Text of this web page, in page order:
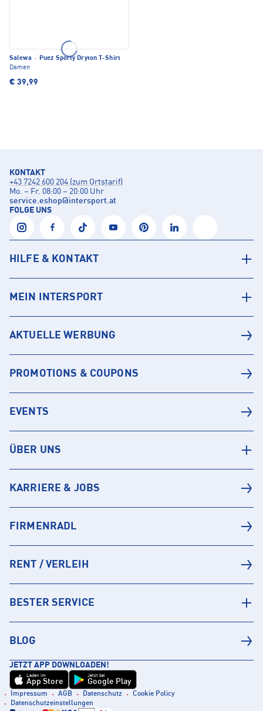
Salewa · Puez Sporty Dryton T-Shirt
Damen
€ 39,99
KONTAKT
+43 7242 600 204 (zum Ortstarif)
Mo. – Fr. 08:00 – 20:00 Uhr
service.eshop@intersport.at
FOLGE UNS
HILFE & KONTAKT
MEIN INTERSPORT
AKTUELLE WERBUNG
PROMOTIONS & COUPONS
EVENTS
ÜBER UNS
KARRIERE & JOBS
FIRMENRADL
RENT / VERLEIH
BESTER SERVICE
BLOG
JETZT APP DOWNLOADEN!
Laden im
App Store
Jetzt bei
Google Play
Impressum AGB Datenschutz
Cookie Policy
Datenschutzeinstellungen